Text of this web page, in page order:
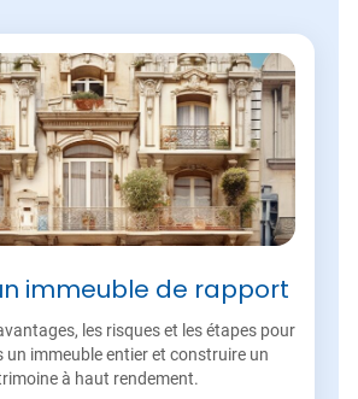
immeuble de rapport
les risques et les étapes pour
un immeuble entier et construire un
à haut rendement.